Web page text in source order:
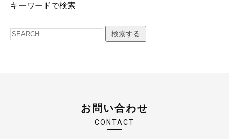
キーワードで検索
検索する
お問い合わせ
CONTACT